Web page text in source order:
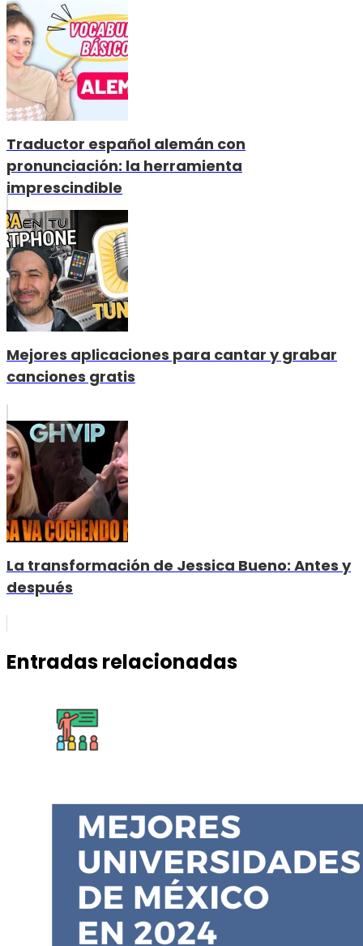
Traductor español alemán con
pronunciación: la herramienta
imprescindible
Mejores aplicaciones para cantar y grabar
canciones gratis
La transformación de Jessica Bueno: Antes y
después
Entradas relacionadas